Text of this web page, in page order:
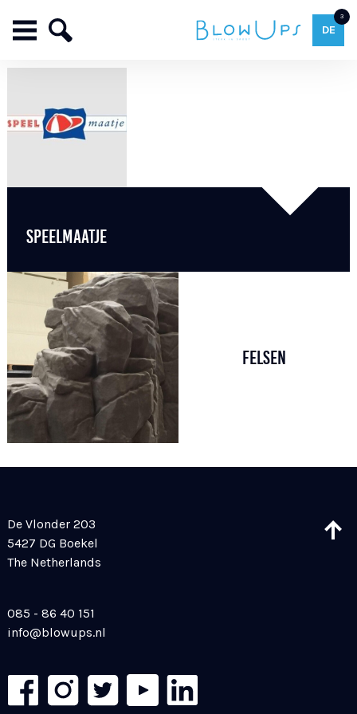
3
DE
SPEELMAATJE
FELSEN
De Vlonder 203
5427 DG Boekel
The Netherlands
085 - 86 40 151
info@blowups.nl